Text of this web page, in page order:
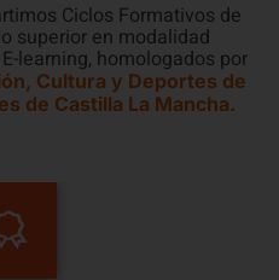
Ciclos Formativos de
superior en modalidad
learning, homologados por
Cultura y Deportes de
de Castilla La Mancha.